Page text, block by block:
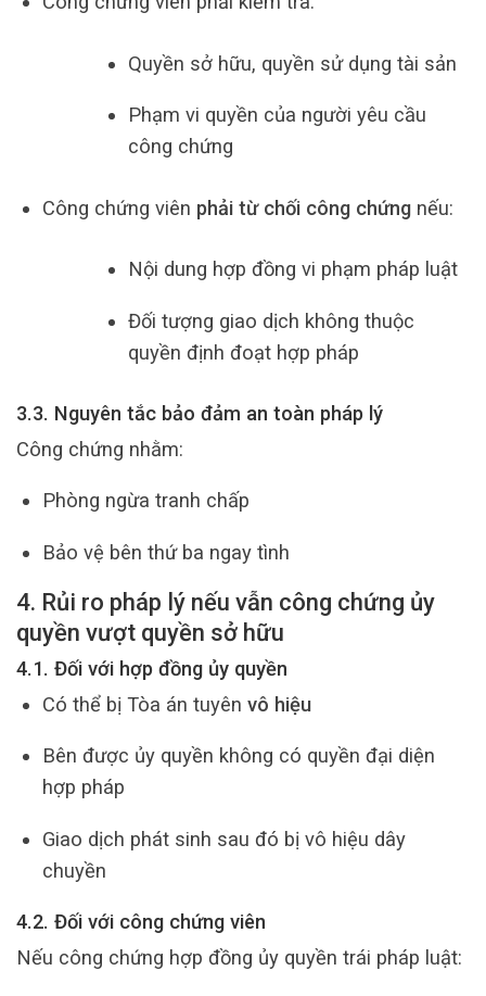
Quyền sở hữu, quyền sử dụng tài sản
Phạm vi quyền của người yêu cầu
công chứng
Công chứng viên phải từ chối công chứngnếu:
Nội dung hợp đồng vi phạm pháp luật
Đối tượng giao dịch không thuộc
quyền định đoạt hợp pháp
3.3. Nguyên tắc bảo đảm an toàn pháp lý
Công chứng nhằm:
Phòng ngừa tranh chấp
Bảo vệ bên thứ ba ngay tình
4. Rủi ro pháp lý nếu vẫn công chứng ủy
quyền vượt quyền sở hữu
4.1. Đối với hợp đồng ủy quyền
Có thể bị Tòa án tuyên vô hiệu
Bên được ủy quyền không có quyền đại diện
hợp pháp
Giao dịch phát sinh sau đó bị vô hiệu dây
chuyền
4.2. Đối với công chứng viên
Nếu công chứng hợp đồng ủy quyền trái pháp luật: